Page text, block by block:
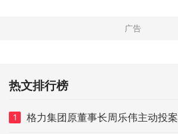
热文排行榜
1 格力集团原董事长周乐伟主动投案